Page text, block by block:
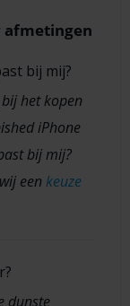
afmetingen
bij mij?
het kopen
iPhone
bij mij?
een keuze
dunste